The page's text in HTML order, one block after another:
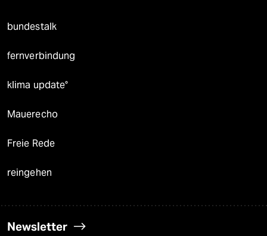
bundestalk
fernverbindung
klima update°
Mauerecho
Freie Rede
reingehen
Newsletter